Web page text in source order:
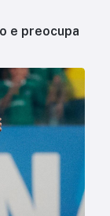
e preocupa